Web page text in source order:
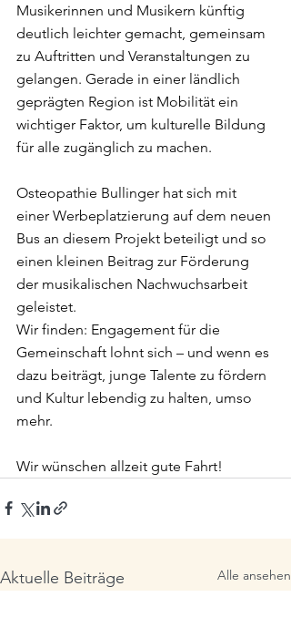
Musikerinnen und Musikern künftig
deutlich leichter gemacht, gemeinsam
zu Auftritten und Veranstaltungen zu
gelangen. Gerade in einer ländlich
geprägten Region ist Mobilität ein
wichtiger Faktor, um kulturelle Bildung
für alle zugänglich zu machen.
Osteopathie Bullinger hat sich mit
einer Werbeplatzierung auf dem neuen
Bus an diesem Projekt beteiligt und so
einen kleinen Beitrag zur Förderung
der musikalischen Nachwuchsarbeit
geleistet.
Wir finden: Engagement für die
Gemeinschaft lohnt sich – und wenn es
dazu beiträgt, junge Talente zu fördern
und Kultur lebendig zu halten, umso
mehr.
Wir wünschen allzeit gute Fahrt!
Aktuelle Beiträge Alle ansehen